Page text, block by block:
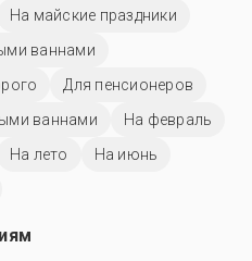
На майские праздники
ваннами
Для пенсионеров
ваннами
На февраль
На лето
На июнь